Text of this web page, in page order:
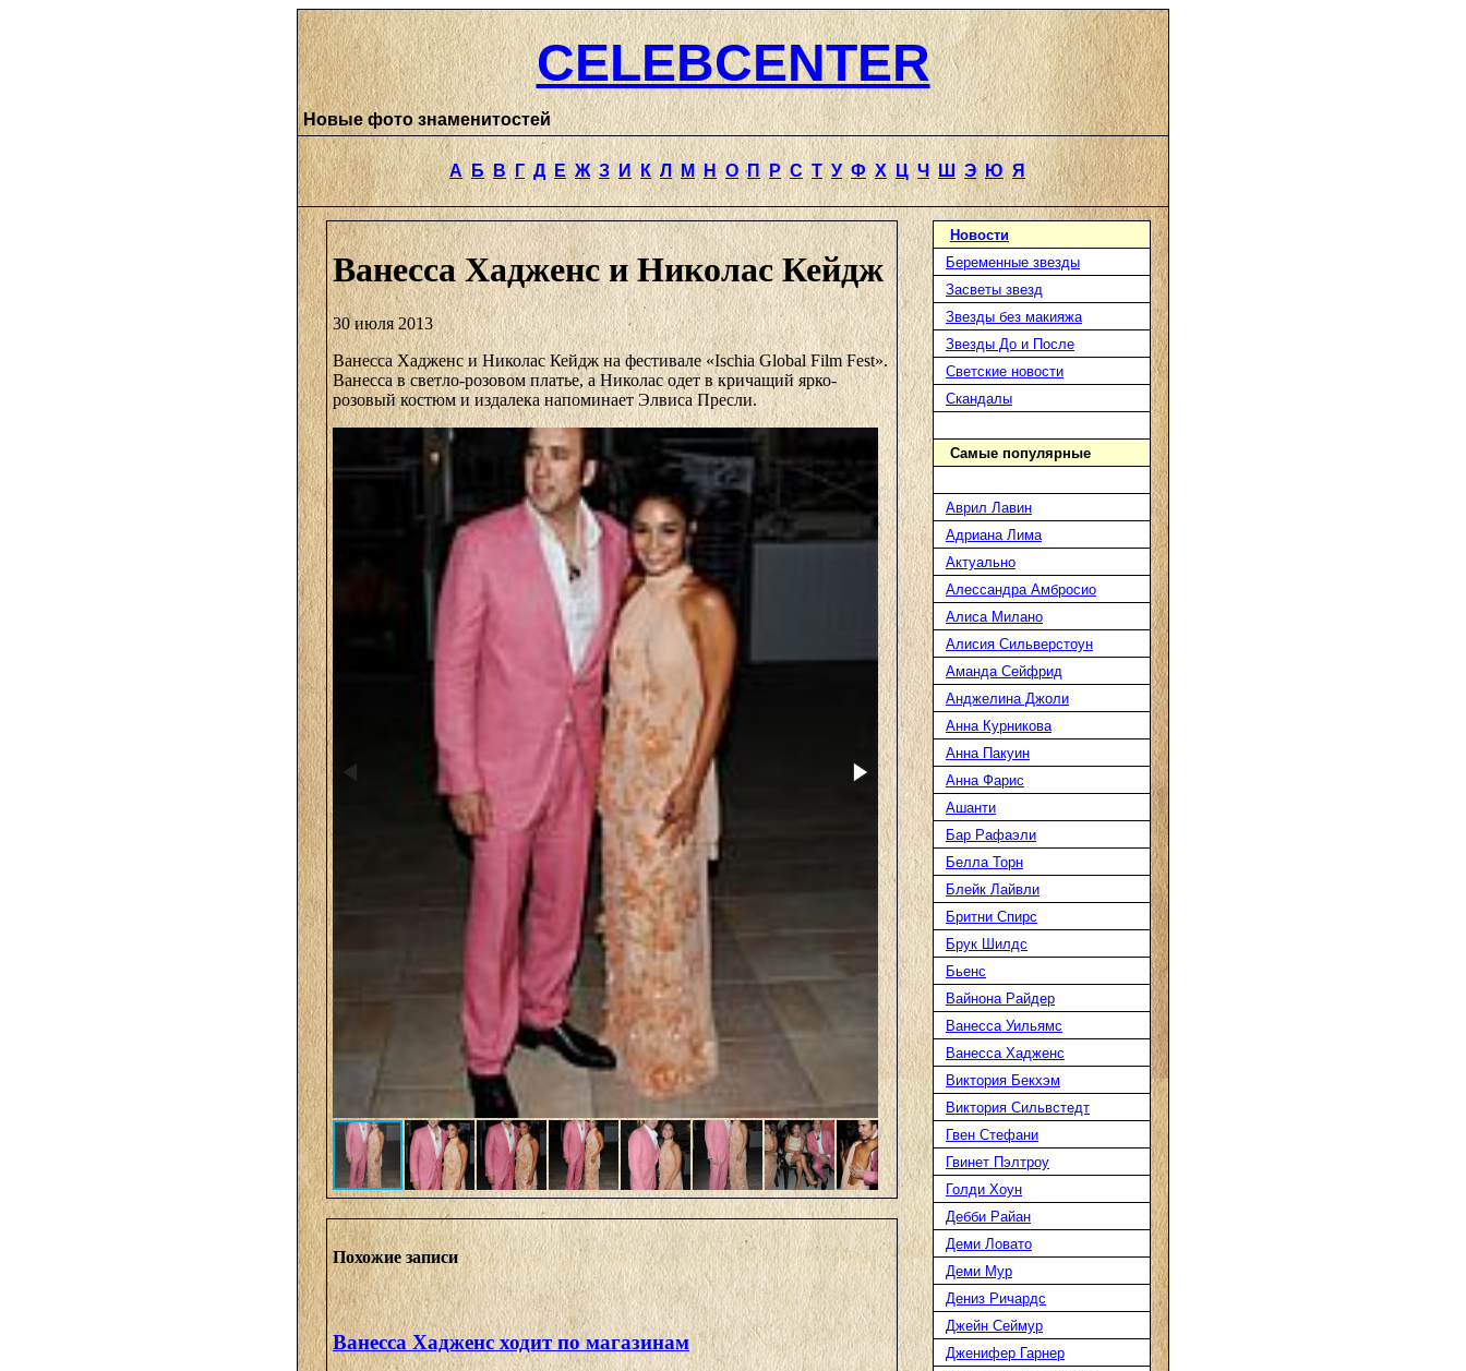
CELEBCENTER
Новые фото знаменитостей
А Б В Г Д Е Ж З И К Л М Н О П Р С Т У Ф Х Ц Ч Ш Э Ю Я
Ванесса Хадженс и Николас Кейдж
30 июля 2013
Ванесса Хадженс и Николас Кейдж на фестивале «Ischia Global Film Fest».
Ванесса в светло-розовом платье, а Николас одет в кричащий ярко-
розовый костюм и издалека напоминает Элвиса Пресли.
Похожие записи
Ванесса Хадженс ходит по магазинам
Новости
Беременные звезды
Засветы звезд
Звезды без макияжа
Звезды До и После
Светские новости
Скандалы
Самые популярные
Аврил Лавин
Адриана Лима
Актуально
Алессандра Амбросио
Алиса Милано
Алисия Сильверстоун
Аманда Сейфрид
Анджелина Джоли
Анна Курникова
Анна Пакуин
Анна Фарис
Ашанти
Бар Рафаэли
Белла Торн
Блейк Лайвли
Бритни Спирс
Брук Шилдс
Бьенс
Вайнона Райдер
Ванесса Уильямс
Ванесса Хадженс
Виктория Бекхэм
Виктория Сильвстедт
Гвен Стефани
Гвинет Пэлтроу
Голди Хоун
Дебби Райан
Деми Ловато
Деми Мур
Дениз Ричардс
Джейн Сеймур
Дженифер Гарнер